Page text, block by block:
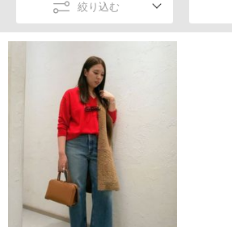
絞り込む